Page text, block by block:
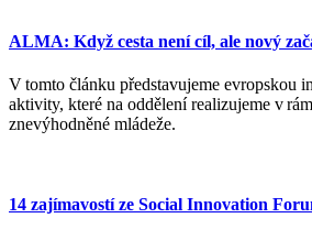
ALMA: Když cesta není cíl, ale nový
V tomto článku představujeme evropskou
aktivity, které na oddělení realizujeme v
znevýhodněné mládeže.
14 zajímavostí ze Social Innovation